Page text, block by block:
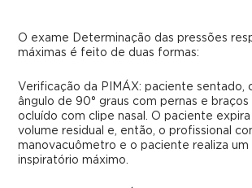
O exame Determinação das pressões
máximas é feito de duas formas:
Verificação da PIMÁX: paciente sentado,
ângulo de 90° graus com pernas e
ocluído com clipe nasal. O paciente
volume residual e, então, o profissional
manovacuômetro e o paciente realiza
inspiratório máximo.